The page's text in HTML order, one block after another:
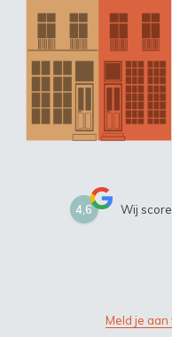
4,6 Wij
Meld je